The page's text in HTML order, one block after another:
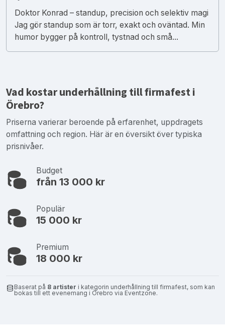
Doktor Konrad – standup, precision och selektiv magi
Jag gör standup som är torr, exakt och oväntad. Min
humor bygger på kontroll, tystnad och små...
Vad kostar underhållning till firmafest i
Örebro?
Priserna varierar beroende på erfarenhet, uppdragets
omfattning och region. Här är en översikt över typiska
prisnivåer.
Budget
från 13 000 kr
Populär
15 000 kr
Premium
18 000 kr
Baserat på 8 artister i kategorin underhållning till firmafest, som kan
bokas till ett evenemang i Örebro via Eventzone.